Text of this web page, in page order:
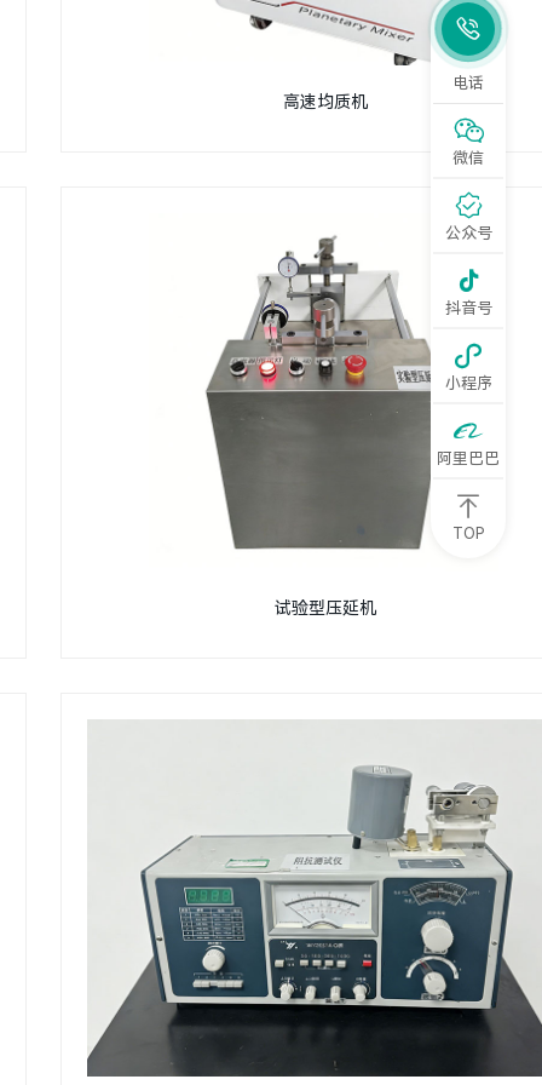
高速均质机
试验型压延机

电话

微信

公众号

抖音号

小程序

阿里巴巴
TOP